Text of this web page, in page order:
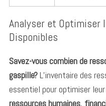
Analyser et Optimiser
Disponibles
Savez-vous combien de
gaspille?L’inventaire des
essentiel pour optimiser
ressources humaines,